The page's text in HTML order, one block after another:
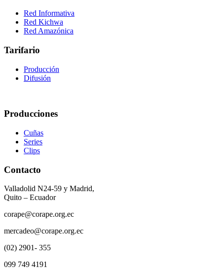
Red Informativa
Red Kichwa
Red Amazónica
Tarifario
Producción
Difusión
Producciones
Cuñas
Series
Clips
Contacto
Valladolid N24-59 y Madrid,
Quito – Ecuador
corape@corape.org.ec
mercadeo@corape.org.ec
(02) 2901- 355
099 749 4191